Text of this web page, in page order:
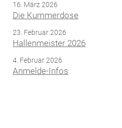
16. März 2026
Die Kummerdose
23. Februar 2026
Hallenmeister 2026
4. Februar 2026
Anmelde-Infos